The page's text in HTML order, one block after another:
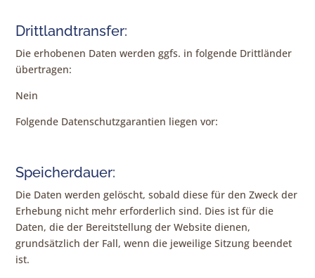
Drittlandtransfer:
Die erhobenen Daten werden ggfs. in folgende Drittländer
übertragen:
Nein
Folgende Datenschutzgarantien liegen vor:
Speicherdauer:
Die Daten werden gelöscht, sobald diese für den Zweck der
Erhebung nicht mehr erforderlich sind. Dies ist für die
Daten, die der Bereitstellung der Website dienen,
grundsätzlich der Fall, wenn die jeweilige Sitzung beendet
ist.